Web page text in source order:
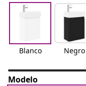
Blanco Negro
Modelo